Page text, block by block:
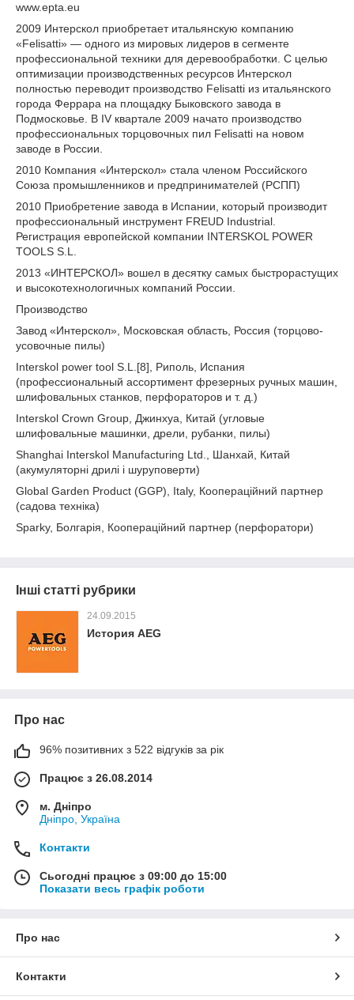
www.epta.eu
2009 Интерскол приобретает итальянскую компанию
«Felisatti» — одного из мировых лидеров в сегменте
профессиональной техники для деревообработки. С целью
оптимизации производственных ресурсов Интерскол
полностью переводит производство Felisatti из итальянского
города Феррара на площадку Быковского завода в
Подмосковье. В IV квартале 2009 начато производство
профессиональных торцовочных пил Felisatti на новом
заводе в России.
2010 Компания «Интерскол» стала членом Российского
Союза промышленников и предпринимателей (РСПП)
2010 Приобретение завода в Испании, который производит
профессиональный инструмент FREUD Industrial.
Регистрация европейской компании INTERSKOL POWER
TOOLS S.L.
2013 «ИНТЕРСКОЛ» вошел в десятку самых быстрорастущих
и высокотехнологичных компаний России.
Производство
Завод «Интерскол», Московская область, Россия (торцово-
усовочные пилы)
Interskol power tool S.L.[8], Риполь, Испания
(профессиональный ассортимент фрезерных ручных машин,
шлифовальных станков, перфораторов и т. д.)
Interskol Crown Group, Джинхуа, Китай (угловые
шлифовальные машинки, дрели, рубанки, пилы)
Shanghai Interskol Manufacturing Ltd., Шанхай, Китай
(акумуляторні дрилі і шуруповерти)
Global Garden Product (GGP), Italy, Коопераційний партнер
(садова техніка)
Sparky, Болгарія, Коопераційний партнер (перфоратори)
Інші статті рубрики
24.09.2015
История AEG
Про нас
96% позитивних з 522 відгуків за рік
Працює з 26.08.2014
м. Дніпро
Дніпро, Україна
Контакти
Сьогодні працює з 09:00 до 15:00
Показати весь графік роботи
Про нас
Контакти